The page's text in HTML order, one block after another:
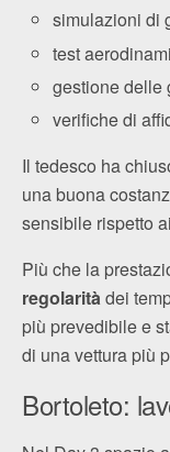
simulazioni di
test
gestione delle
verifiche di
Il tedesco ha
una buona
sensibile rispetto
Più che la
regolaritàdei
più prevedibile e
di una vettura più
Bortoleto: